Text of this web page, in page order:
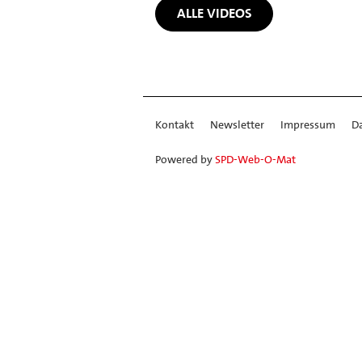
ALLE VIDEOS
Kontakt Newsletter Impressum
Powered bySPD-Web-O-Mat